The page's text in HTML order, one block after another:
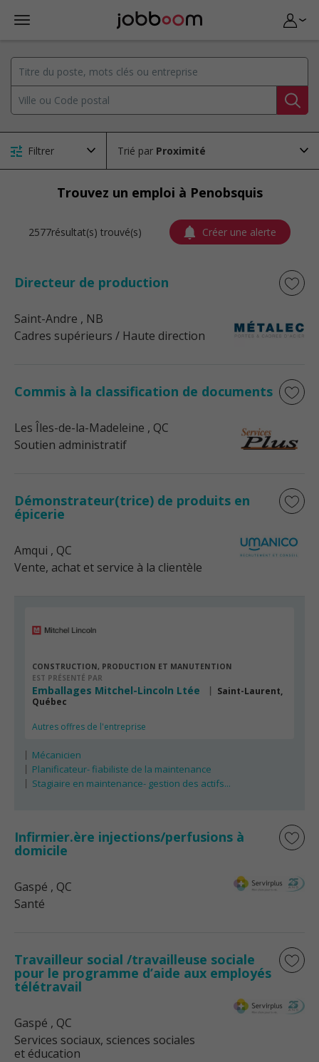
Filtrer Trié par
Trouvez un emploi à Penobsquis
2577résultat(s) trouvé(s) Créer une alerte
Directeur de production
Saint-Andre , NB
Cadres supérieurs / Haute direction
Commis à la classification de documents
Les Îles-de-la-Madeleine , QC
Soutien administratif
Démonstrateur(trice) de produits en
épicerie
Amqui , QC
Vente, achat et service à la clientèle
CONSTRUCTION, PRODUCTION ET MANUTENTION
EST PRÉSENTÉ PAR
Emballages Mitchel-Lincoln Ltée
Saint-Laurent,
Québec
Autres offres de l'entreprise
Mécanicien
Planificateur- fiabiliste de la maintenance
Stagiaire en maintenance- gestion des actifs...
Infirmier.ère injections/perfusions à
domicile
Gaspé , QC
Santé
Travailleur social /travailleuse sociale
pour le programme d’aide aux employés
télétravail
Gaspé , QC
Services sociaux, sciences sociales
et éducation